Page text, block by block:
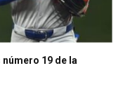
19 de la